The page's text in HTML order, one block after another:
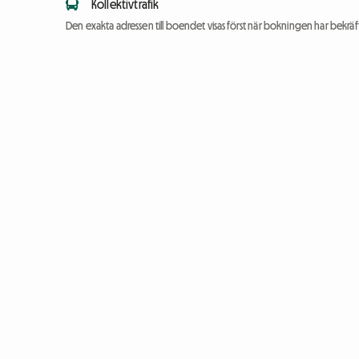
Kollektivtrafik
Den exakta adressen till boendet visas först när bokningen har